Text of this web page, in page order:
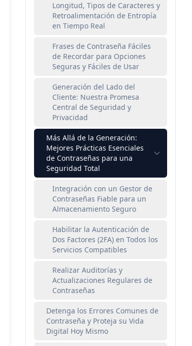
Longitud, Tipos de Caracteres y
Retroalimentación de Entropía
en Tiempo Real
Frases de Contraseña Fáciles
de Recordar para Opciones
Seguras y Fáciles de Usar
Generación del Lado del
Cliente: Nuestra Promesa
Central de Seguridad y
Privacidad
Más Allá de la Generación:
Mejores Prácticas Esenciales
de Contraseñas para una
Seguridad Total
Integración con un Gestor de
Contraseñas Fiable para un
Almacenamiento Seguro
Habilitar la Autenticación de
Dos Factores (2FA) en Todos los
Servicios Compatibles
Realizar Auditorías y
Actualizaciones Regulares de
Contraseñas
Detenga los Errores Comunes de
Contraseña y Proteja su Vida
Digital Hoy Mismo